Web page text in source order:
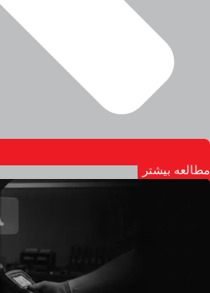
مطالعه بیشتر